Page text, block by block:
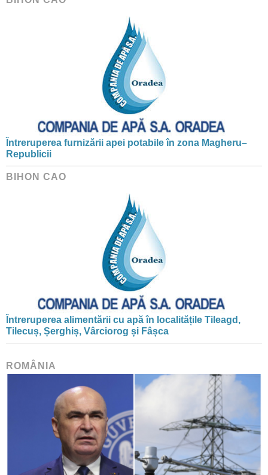
Întreruperea furnizării apei potabile în zona Magheru–
Republicii
BIHON CAO
Întreruperea alimentării cu apă în localitățile Tileagd,
Tilecuș, Șerghiș, Vârciorog și Fâșca
ROMÂNIA